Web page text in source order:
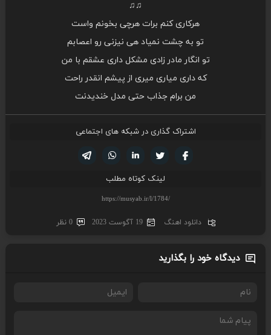
♫♫
هرکاری کنم برات هرچی بخونم واست
تو به چشت نمیاد هی نیزنی رو اعصابم
تو انگار مادر زادی مشکل داری عشقم با من
که داری میاری میری از پیشم انقدر راحت
من برام جذاب حتی مدل خندیدنت
اشتراک گذاری در شبکه های اجتماعی
لینکدین تویتر
فیسوک
لینک کوتاه مطلب
دانلود اهنگ 19 آگوست 2023 0 نظر
دیدگاه خود را بگذارید